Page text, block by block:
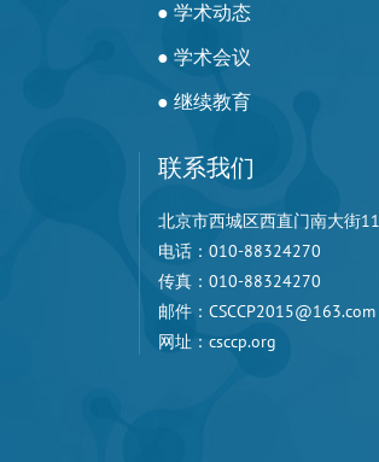
● 学术动态
● 学术会议
● 继续教育
联系我们
北京市西城区西直门南大街
电话：010-88324270
传真：010-88324270
邮件：CSCCP2015@163.com
网址：csccp.org